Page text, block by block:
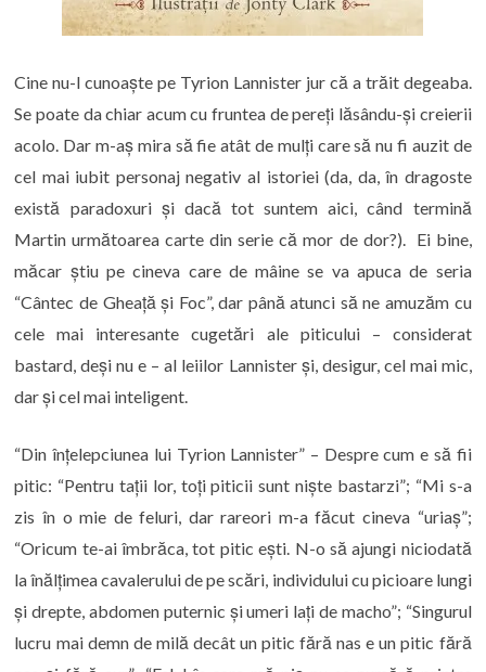
Cine nu-l cunoaște pe Tyrion Lannister jur că a trăit degeaba.
Se poate da chiar acum cu fruntea de pereți lăsându-și creierii
acolo. Dar m-aș mira să fie atât de mulți care să nu fi auzit de
cel mai iubit personaj negativ al istoriei (da, da, în dragoste
există paradoxuri și dacă tot suntem aici, când termină
Martin următoarea carte din serie că mor de dor?). Ei bine,
măcar știu pe cineva care de mâine se va apuca de seria
“Cântec de Gheață și Foc”, dar până atunci să ne amuzăm cu
cele mai interesante cugetări ale piticului – considerat
bastard, deși nu e – al leiilor Lannister și, desigur, cel mai mic,
dar și cel mai inteligent.
“Din înțelepciunea lui Tyrion Lannister” – Despre cum e să fii
pitic: “Pentru tații lor, toți piticii sunt niște bastarzi”; “Mi s-a
zis în o mie de feluri, dar rareori m-a făcut cineva “uriaș”;
“Oricum te-ai îmbrăca, tot pitic ești. N-o să ajungi niciodată
la înălțimea cavalerului de pe scări, individului cu picioare lungi
și drepte, abdomen puternic și umeri lați de macho”; “Singurul
lucru mai demn de milă decât un pitic fără nas e un pitic fără